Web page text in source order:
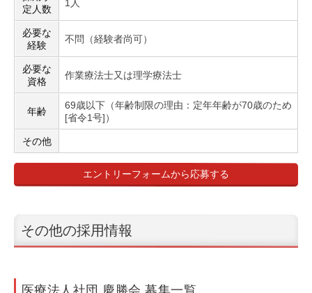
定人数
1人
必要な
経験
不問（経験者尚可）
必要な
資格
作業療法士又は理学療法士
年齢
69歳以下（年齢制限の理由：定年年齢が70歳のため
[省令1号]）
その他
エントリーフォームから応募する
その他の採用情報